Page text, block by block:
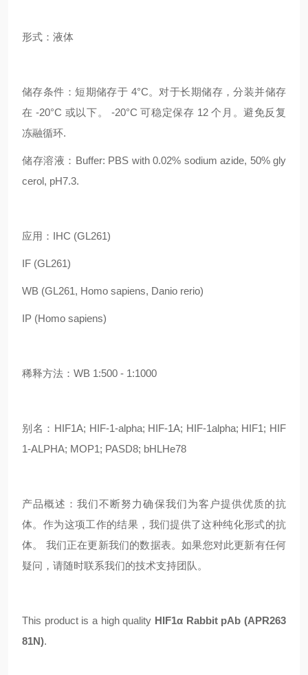
形式：液体
储存条件：短期储存于 4°C。对于长期储存，分装并储存
在 -20°C 或以下。 -20°C 可稳定保存 12 个月。避免反复
冻融循环.
储存溶液：Buffer: PBS with 0.02% sodium azide, 50% gly
cerol, pH7.3.
应用：IHC (GL261)
IF (GL261)
WB (GL261, Homo sapiens, Danio rerio)
IP (Homo sapiens)
稀释方法：WB 1:500 - 1:1000
别名：HIF1A; HIF-1-alpha; HIF-1A; HIF-1alpha; HIF1; HIF
1-ALPHA; MOP1; PASD8; bHLHe78
产品概述：我们不断努力确保我们为客户提供优质的抗
体。作为这项工作的结果，我们提供了这种纯化形式的抗
体。 我们正在更新我们的数据表。如果您对此更新有任何
疑问，请随时联系我们的技术支持团队。
This product is a high quality HIF1α Rabbit pAb (APR263
81N).